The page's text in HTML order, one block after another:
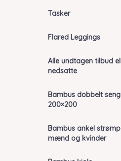
Tasker
Flared Leggings
Alle undtagen tilbud
nedsatte
Bambus dobbelt
200×200
Bambus ankel
mænd og kvinder